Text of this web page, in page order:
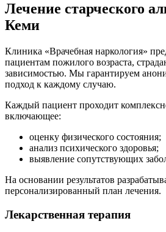
Лечение старческого
Кеми
Клиника «Врачебная наркология»
пациентам пожилого возраста,
зависимостью. Мы гарантируем
подход к каждому случаю.
Каждый пациент проходит
включающее:
оценку физического состояния;
анализ психического здоровья;
выявление сопутствующих
На основании результатов
персонализированный план лечения.
Лекарственная терапия